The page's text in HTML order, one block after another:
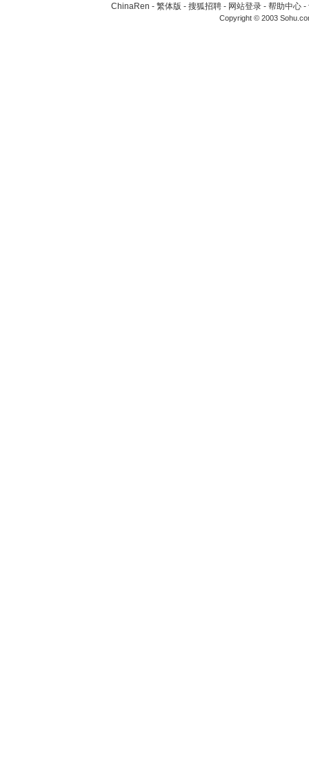
ChinaRen - 繁体版 - 搜狐招聘 - 网站登录 - 帮助中心 -
Copyright © 2003